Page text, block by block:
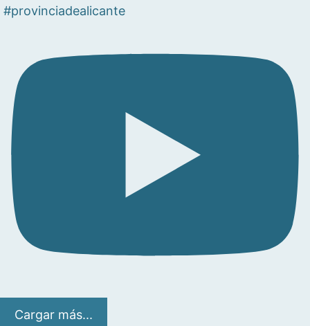
#provinciadealicante
Cargar más...